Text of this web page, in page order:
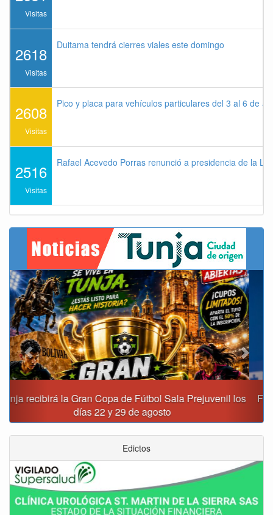
Visitas
2618
Visitas
Duitama tendrá cierres viales este domingo
2608
Visitas
Pico y placa para vehículos particulares del 3 al 6 de
2516
Visitas
Rafael Acevedo Porras renunció a presidencia de la
Fiscalía destapa presunta red de corrupción que habría
movido $3,1 billones en regalías
Previous Next
Edictos